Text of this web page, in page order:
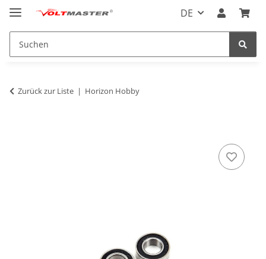
DE
Zurück zur Liste Horizon Hobby